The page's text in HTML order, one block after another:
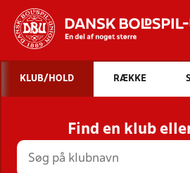
STILLINGER,
HOLD
KLUB/HOLD RÆKKE
Find en klub